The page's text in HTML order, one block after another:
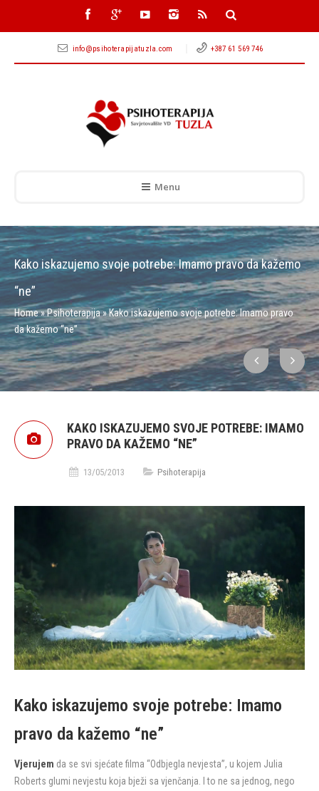
info@psihoterapijatuzla.com +387 61 569 746
Menu
Kako iskazujemo svoje potrebe: Imamo pravo da kažemo
“ne”
Home»Psihoterapija»Kako iskazujemo svoje potrebe: Imamo pravo
da kažemo “ne”
KAKO ISKAZUJEMO SVOJE POTREBE: IMAMO
PRAVO DA KAŽEMO “NE”
13/05/2013 Psihoterapija
Kako iskazujemo svoje potrebe: Imamo
pravo da kažemo “ne”
Vjerujem da se svi sjećate filma “Odbjegla nevjesta”, u kojem Julia
Roberts glumi nevjestu koja bježi sa vjenčanja. I to ne sa jednog, nego